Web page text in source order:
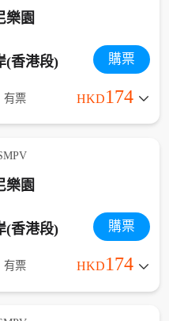
樂園
(香港段) 購票
有票 HKD174
樂園
(香港段) 購票
有票 HKD174